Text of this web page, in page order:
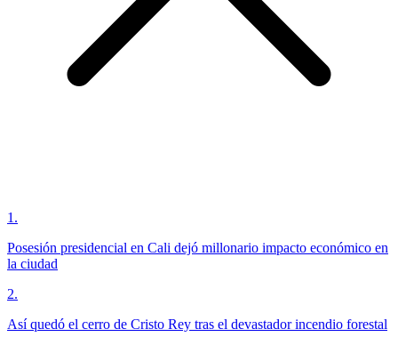
1 .
Posesión presidencial en Cali dejó millonario impacto económico en
la ciudad
2.
Así quedó el cerro de Cristo Rey tras el devastador incendio forestal